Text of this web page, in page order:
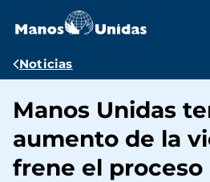
contenido
Ruta
navegación
Noticias
Manos Unidas
aumento de la
frene el proceso